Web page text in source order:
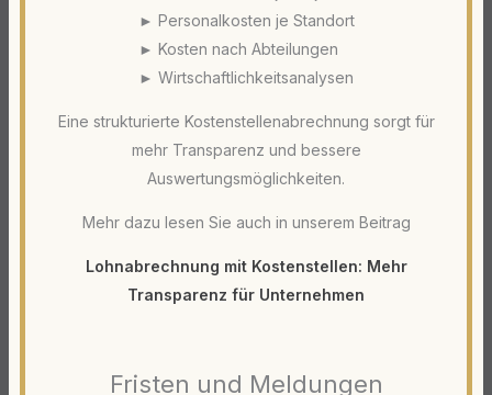
► Personalkosten je Standort
► Kosten nach Abteilungen
► Wirtschaftlichkeitsanalysen
Eine strukturierte Kostenstellenabrechnung sorgt für
mehr Transparenz und bessere
Auswertungsmöglichkeiten.
Mehr dazu lesen Sie auch in unserem Beitrag
Lohnabrechnung mit Kostenstellen: Mehr
Transparenz für Unternehmen
Fristen und Meldungen